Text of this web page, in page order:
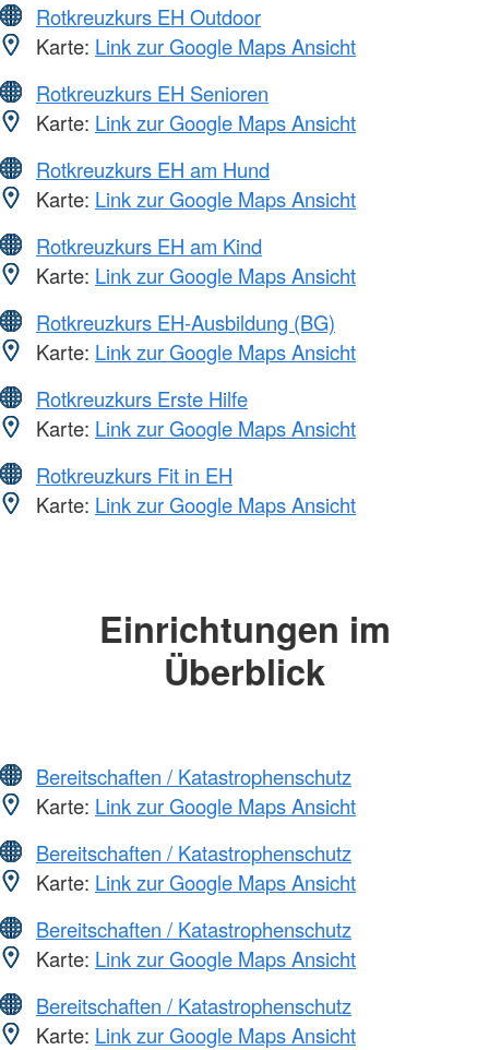
Rotkreuzkurs EH Outdoor
Karte: Link zur Google Maps Ansicht
Rotkreuzkurs EH Senioren
Karte: Link zur Google Maps Ansicht
Rotkreuzkurs EH am Hund
Karte: Link zur Google Maps Ansicht
Rotkreuzkurs EH am Kind
Karte: Link zur Google Maps Ansicht
Rotkreuzkurs EH-Ausbildung (BG)
Karte: Link zur Google Maps Ansicht
Rotkreuzkurs Erste Hilfe
Karte: Link zur Google Maps Ansicht
Rotkreuzkurs Fit in EH
Karte: Link zur Google Maps Ansicht
Einrichtungen im
Überblick
Bereitschaften / Katastrophenschutz
Karte: Link zur Google Maps Ansicht
Bereitschaften / Katastrophenschutz
Karte: Link zur Google Maps Ansicht
Bereitschaften / Katastrophenschutz
Karte: Link zur Google Maps Ansicht
Bereitschaften / Katastrophenschutz
Karte: Link zur Google Maps Ansicht